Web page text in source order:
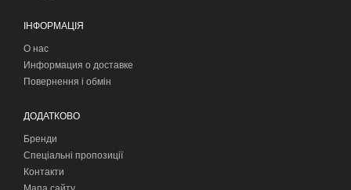
ІНФОРМАЦІЯ
О нас
Информация о доставке
Повернення і обмін
ДОДАТКОВО
Бренди
Спеціальні пропозиції
Контакти